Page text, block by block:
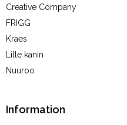
Creative Company
FRIGG
Kraes
Lille kanin
Nuuroo
Information